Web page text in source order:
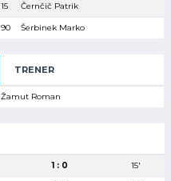
15 Černčič Patrik
90 Šerbinek Marko
TRENER
Žamut Roman
1 : 0 15′